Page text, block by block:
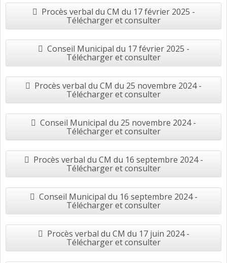
Procès verbal du CM du 17 février 2025 -
Télécharger et consulter
Conseil Municipal du 17 février 2025 -
Télécharger et consulter
Procès verbal du CM du 25 novembre 2024 -
Télécharger et consulter
Conseil Municipal du 25 novembre 2024 -
Télécharger et consulter
Procès verbal du CM du 16 septembre 2024 -
Télécharger et consulter
Conseil Municipal du 16 septembre 2024 -
Télécharger et consulter
Procès verbal du CM du 17 juin 2024 -
Télécharger et consulter